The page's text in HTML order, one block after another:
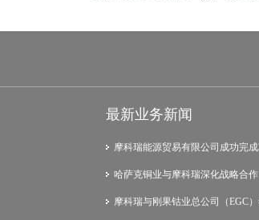
最新业务新闻
摩科瑞能源贸易有限公司成功完
哈萨克铜业与摩科瑞深化战略合
摩科瑞与刚果钴业总公司（EGC